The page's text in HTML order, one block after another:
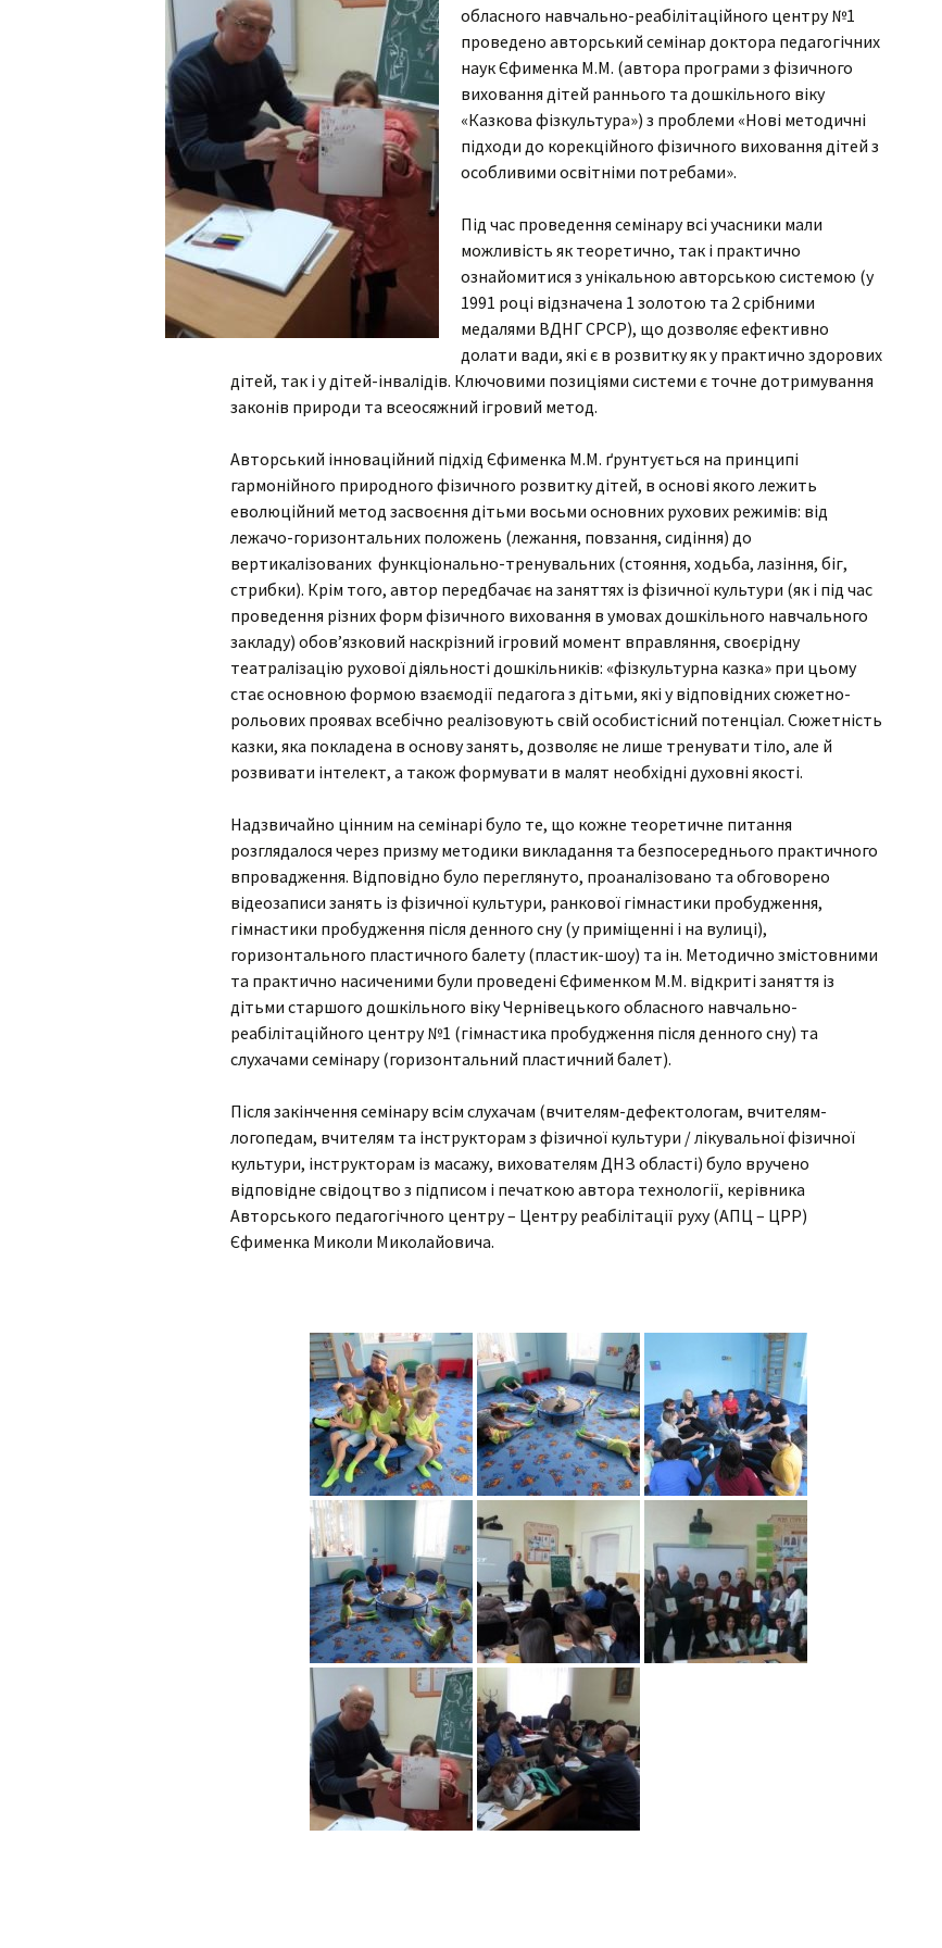
порушеннями
МО вчителів трудового
навчання,
образотворчого
мистецтва та фізичного
виховання
МО вчителів і
вихователів початкових
класів
Методичне об’єднання
педагогів з навчання і
виховання учнів
початкових класів з
порушеннями
інтелектуального
обласного навчально-реабілітаційного центру №1
проведено авторський семінар доктора педагогічних
наук Єфименка М.М. (автора програми з фізичного
виховання дітей раннього та дошкільного віку
«Казкова фізкультура») з проблеми «Нові методичні
підходи до корекційного фізичного виховання дітей з
особливими освітніми потребами».
Під час проведення семінару всі учасники мали
можливість як теоретично, так і практично
ознайомитися з унікальною авторською системою (у
1991 році відзначена 1 золотою та 2 срібними
медалями ВДНГ СРСР), що дозволяє ефективно
долати вади, які є в розвитку як у практично здорових
дітей, так і у дітей-інвалідів. Ключовими позиціями системи є точне дотримування
законів природи та всеосяжний ігровий метод.
Авторський інноваційний підхід Єфименка М.М. ґрунтується на принципі
гармонійного природного фізичного розвитку дітей, в основі якого лежить
еволюційний метод засвоєння дітьми восьми основних рухових режимів: від
лежачо-горизонтальних положень (лежання, повзання, сидіння) до
вертикалізованих функціонально-тренувальних (стояння, ходьба, лазіння, біг,
стрибки). Крім того, автор передбачає на заняттях із фізичної культури (як і під час
проведення різних форм фізичного виховання в умовах дошкільного навчального
закладу) обов’язковий наскрізний ігровий момент вправляння, своєрідну
театралізацію рухової діяльності дошкільників: «фізкультурна казка» при цьому
стає основною формою взаємодії педагога з дітьми, які у відповідних сюжетно-
рольових проявах всебічно реалізовують свій особистісний потенціал. Сюжетність
казки, яка покладена в основу занять, дозволяє не лише тренувати тіло, але й
розвивати інтелект, а також формувати в малят необхідні духовні якості.
Надзвичайно цінним на семінарі було те, що кожне теоретичне питання
розглядалося через призму методики викладання та безпосереднього практичного
впровадження. Відповідно було переглянуто, проаналізовано та обговорено
відеозаписи занять із фізичної культури, ранкової гімнастики пробудження,
гімнастики пробудження після денного сну (у приміщенні і на вулиці),
горизонтального пластичного балету (пластик-шоу) та ін. Методично змістовними
та практично насиченими були проведені Єфименком М.М. відкриті заняття із
дітьми старшого дошкільного віку Чернівецького обласного навчально-
реабілітаційного центру №1 (гімнастика пробудження після денного сну) та
слухачами семінару (горизонтальний пластичний балет).
Після закінчення семінару всім слухачам (вчителям-дефектологам, вчителям-
логопедам, вчителям та інструкторам з фізичної культури / лікувальної фізичної
культури, інструкторам із масажу, вихователям ДНЗ області) було вручено
відповідне свідоцтво з підписом і печаткою автора технології, керівника
Авторського педагогічного центру – Центру реабілітації руху (АПЦ – ЦРР)
Єфименка Миколи Миколайовича.